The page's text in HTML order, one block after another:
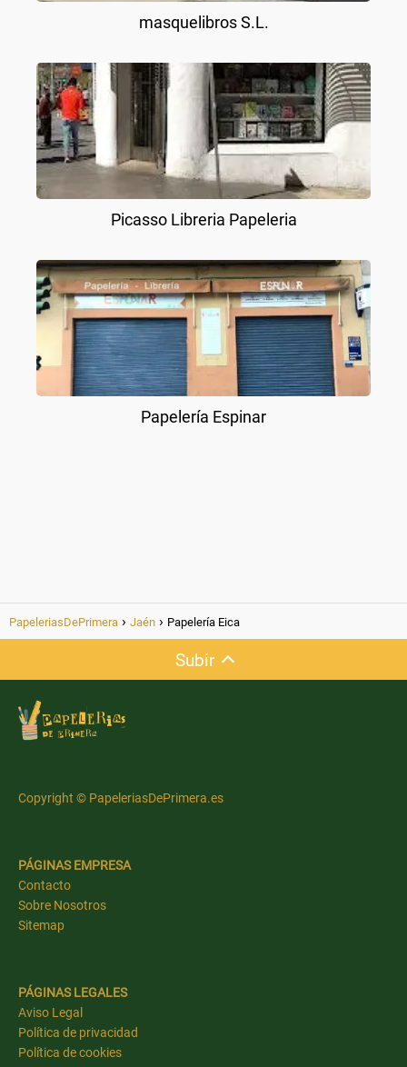
masquelibros S.L.
Picasso Libreria Papeleria
Papelería Espinar
PapeleriasDePrimera Jaén Papelería Eica
Subir
Copyright © PapeleriasDePrimera.es
PÁGINAS EMPRESA
Contacto
Sobre Nosotros
Sitemap
PÁGINAS LEGALES
Aviso Legal
Política de privacidad
Política de cookies